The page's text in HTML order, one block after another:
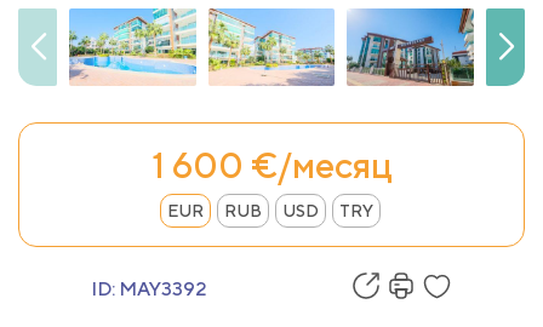
1 600 €/месяц
EUR RUB USD TRY
ID: MAY3392